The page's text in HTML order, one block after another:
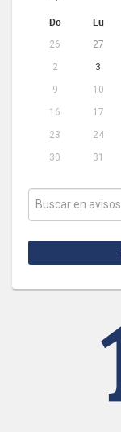
Do Lu
26 27
2
3
9
10
16
17
23
24
30
31